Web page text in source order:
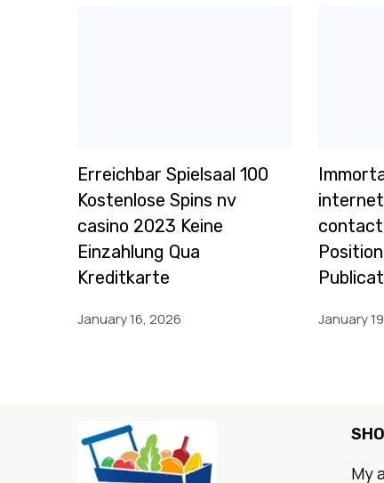
Erreichbar Spielsaal 100
Kostenlose Spins nv
casino 2023 Keine
Einzahlung Qua
Kreditkarte
January 16, 2026
contact
January
My